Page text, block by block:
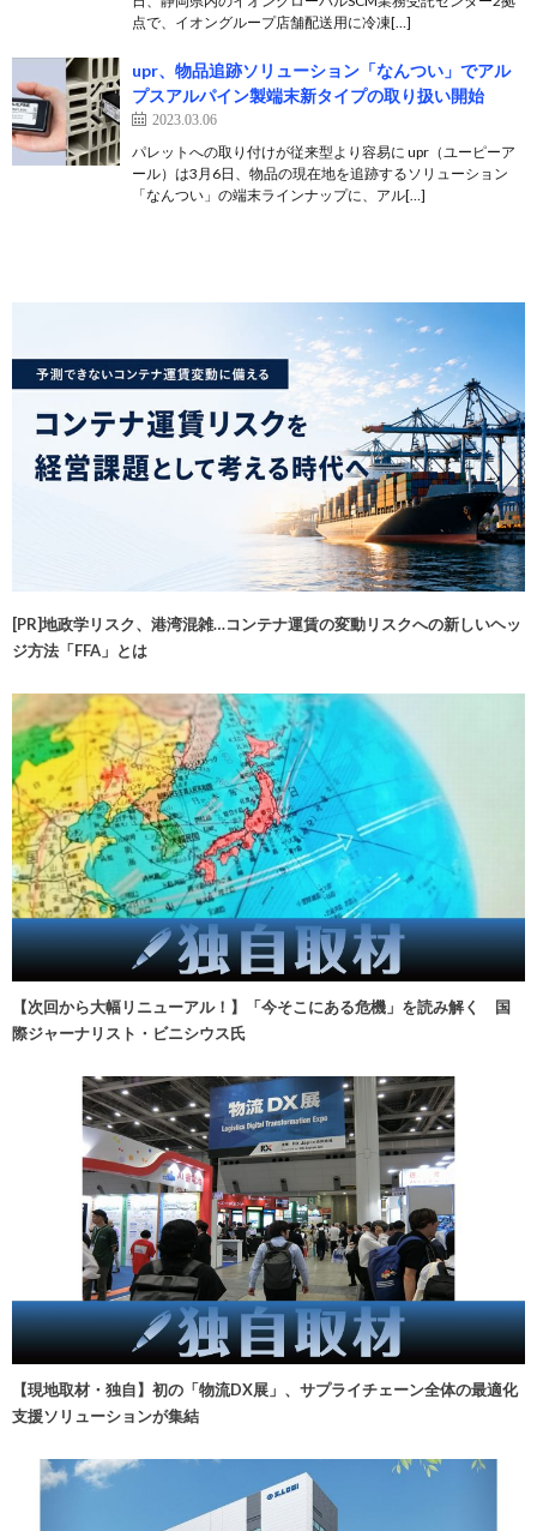
点で、イオングループ店舗配送用に冷凍[…]
upr、物品追跡ソリューション「なんつい」でアル
プスアルパイン製端末新タイプの取り扱い開始
2023.03.06
パレットへの取り付けが従来型より容易に upr（ユーピーア
ール）は3月6日、物品の現在地を追跡するソリューション
「なんつい」の端末ラインナップに、アル[…]
[PR]地政学リスク、港湾混雑…コンテナ運賃の変動リスクへの新しいヘッ
ジ方法「FFA」とは
【次回から大幅リニューアル！】「今そこにある危機」を読み解く 国
際ジャーナリスト・ビニシウス氏
【現地取材・独自】初の「物流DX展」、サプライチェーン全体の最適化
支援ソリューションが集結